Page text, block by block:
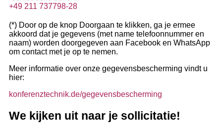
+49 211 737798-28
(*) Door op de knop Doorgaan te klikken, ga je ermee
akkoord dat je gegevens (met name telefoonnummer en
naam) worden doorgegeven aan Facebook en WhatsApp
om contact met je op te nemen.
Meer informatie over onze gegevensbescherming vindt u
hier:
konferenztechnik.de/gegevensbescherming
We kijken uit naar je sollicitatie!